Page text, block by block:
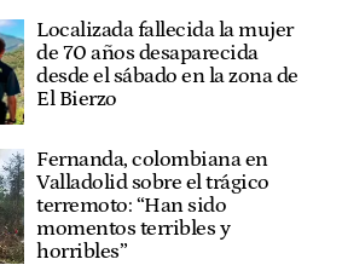
Localizada fallecida la mujer
de 70 años desaparecida
desde el sábado en la zona de
El Bierzo
Fernanda, colombiana en
Valladolid sobre el trágico
terremoto: “Han sido
momentos terribles y
horribles”